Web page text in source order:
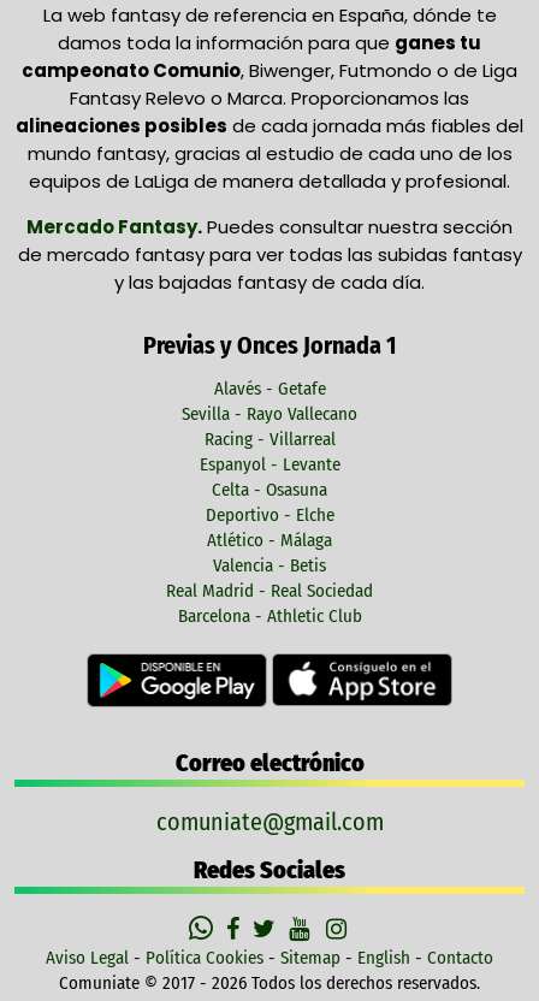
La web fantasy de referencia en España, dónde te
damos toda la información para que ganes tu
campeonato Comunio, Biwenger, Futmondo o de Liga
Fantasy Relevo o Marca. Proporcionamos las
alineaciones posibles de cada jornada más fiables del
mundo fantasy, gracias al estudio de cada uno de los
equipos de LaLiga de manera detallada y profesional.
Mercado Fantasy.Puedes consultar nuestra sección
de mercado fantasy para ver todas las subidas fantasy
y las bajadas fantasy de cada día.
Previas y Onces Jornada 1
Alavés - Getafe
Sevilla - Rayo Vallecano
Racing - Villarreal
Espanyol - Levante
Celta - Osasuna
Deportivo - Elche
Atlético - Málaga
Valencia - Betis
Real Madrid - Real Sociedad
Barcelona - Athletic Club
Correo electrónico
comuniate@gmail.com
Redes Sociales
Aviso Legal - Política Cookies - Sitemap - English - Contacto
Comuniate © 2017 - 2026 Todos los derechos reservados.